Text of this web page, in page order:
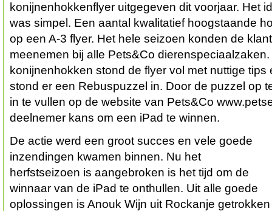
konijnenhokkenflyer uitgegeven dit voorjaar. Het
was simpel. Een aantal kwalitatief hoogstaande
op een A-3 flyer. Het hele seizoen konden de
meenemen bij alle Pets&Co
konijnenhokken stond de flyer vol met nuttige
stond er een Rebuspuzzel in. Door de puzzel op
in te vullen op de website van Pets&Co
deelnemer kans om een iPad te winnen.
De actie werd een groot succes en vele goede
inzendingen kwamen binnen. Nu het
herfstseizoen is aangebroken is het tijd om de
winnaar van de iPad te onthullen. Uit alle goede
oplossingen is Anouk Wijn uit Rockanje getrokken